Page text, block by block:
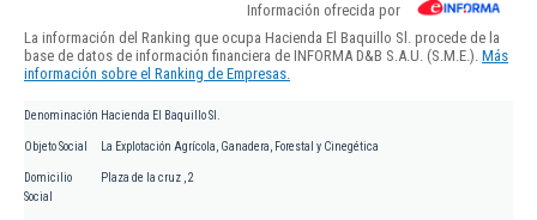
Información ofrecida por
La información del Ranking que ocupa Hacienda El Baquillo Sl. procede de la
base de datos de información financiera de INFORMA D&B S.A.U. (S.M.E.). Más
información sobre el Ranking de Empresas.
Denominación Hacienda El Baquillo Sl.
Objeto Social La Explotación Agrícola, Ganadera, Forestal y Cinegética
Domicilio
Social
Plaza de la cruz , 2